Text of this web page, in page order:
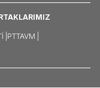
| PTTAVM |